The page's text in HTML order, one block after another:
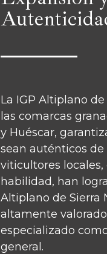
La IGP Altiplano
las comarcas
y Huéscar,
sean auténticos de
viticultores
habilidad, han
Altiplano de Sierra
altamente
especializado
general.